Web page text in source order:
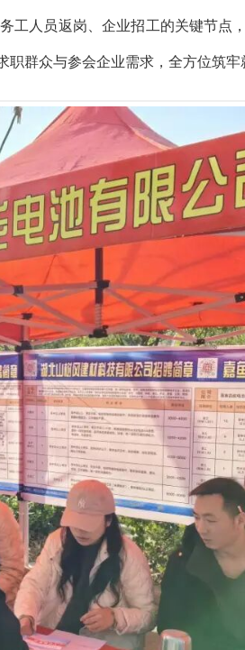
工人员返岗、企业招工的关键节点
群众与参会企业需求，全方位筑牢